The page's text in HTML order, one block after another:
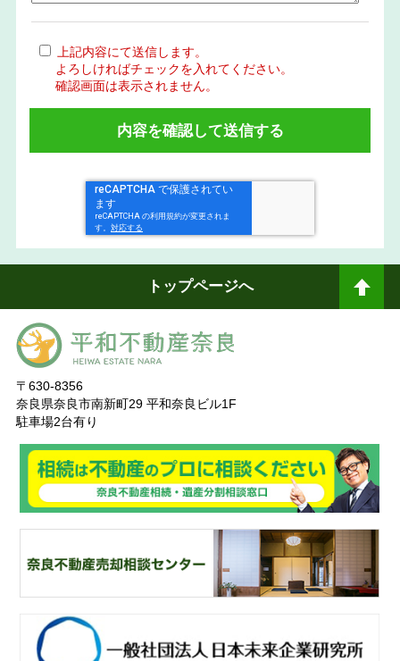
上記内容にて送信します。
よろしければチェックを入れてください。
確認画面は表示されません。
トップページへ
ージトップへ
〒630-8356
奈良県奈良市南新町29 平和奈良ビル1F
駐車場2台有り
良不動産相続・遺産分割相談窓口